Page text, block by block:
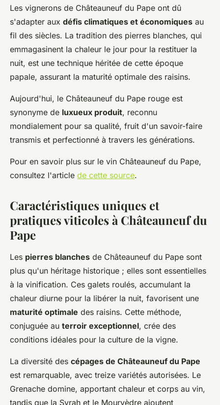
Les vignerons de Châteauneuf du Pape ont dû
s'adapter aux défis climatiques et économiques au
fil des siècles. La tradition des pierres blanches, qui
emmagasinent la chaleur le jour pour la restituer la
nuit, est une technique héritée de cette époque
papale, assurant la maturité optimale des raisins.
Aujourd'hui, le Châteauneuf du Pape rouge est
synonyme de luxueux produit, reconnu
mondialement pour sa qualité, fruit d'un savoir-faire
transmis et perfectionné à travers les générations.
Pour en savoir plus sur le vin Châteauneuf du Pape,
consultez l'article de cette source.
Caractéristiques uniques et
pratiques viticoles à Châteauneuf du
Pape
Les pierres blanches de Châteauneuf du Pape sont
plus qu'un héritage historique ; elles sont essentielles
à la vinification. Ces galets roulés, accumulant la
chaleur diurne pour la libérer la nuit, favorisent une
maturité optimale des raisins. Cette méthode,
conjuguée au terroir exceptionnel, crée des
conditions idéales pour la culture de la vigne.
La diversité des cépages de Châteauneuf du Pape
est remarquable, avec treize variétés autorisées. Le
Grenache domine, apportant chaleur et corps au vin,
tandis que la Syrah et le Mourvèdre ajoutent